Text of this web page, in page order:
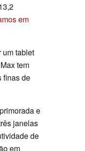
em
um tablet
tem
finas de
e
janelas
de
em